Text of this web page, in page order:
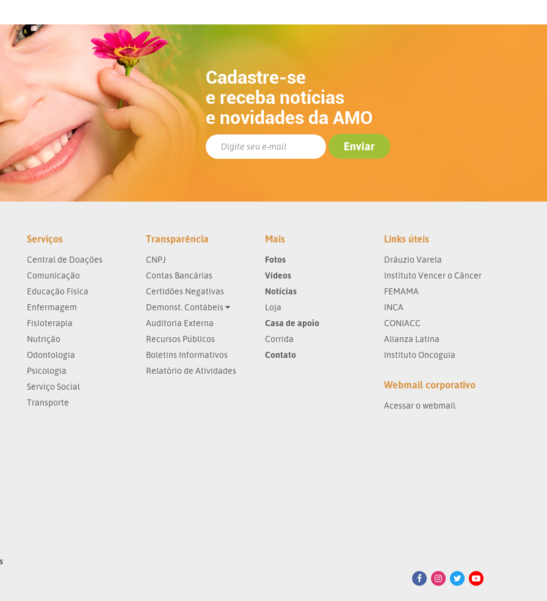
Cadastre-se
e receba notícias
e novidades da AMO
Serviços
Central de Doações
Comunicação
Educação Física
Enfermagem
Fisioterapia
Nutrição
Odontologia
Psicologia
Serviço Social
Transporte
Transparência
CNPJ
Contas Bancárias
Certidões Negativas
Demonst. Contábeis
Auditoria Externa
Recursos Públicos
Boletins Informativos
Relatório de Atividades
Mais
Fotos
Vídeos
Notícias
Loja
Casa de apoio
Corrida
Contato
Links úteis
Dráuzio Varela
Instituto Vencer o Câncer
FEMAMA
INCA
CONIACC
Alianza Latina
Instituto Oncoguia
Webmail corporativo
Acessar o webmail